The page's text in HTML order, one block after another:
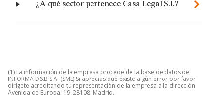
¿A qué sector pertenece Casa Legal S.l.?
(1) La información de la empresa procede de la base de datos de
INFORMA D&B S.A. (SME) Si aprecias que existe algún error por favor
dirígete acreditando tu representación de la empresa a la dirección
Avenida de Europa, 19, 28108, Madrid.